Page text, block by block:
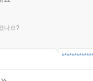
나요?